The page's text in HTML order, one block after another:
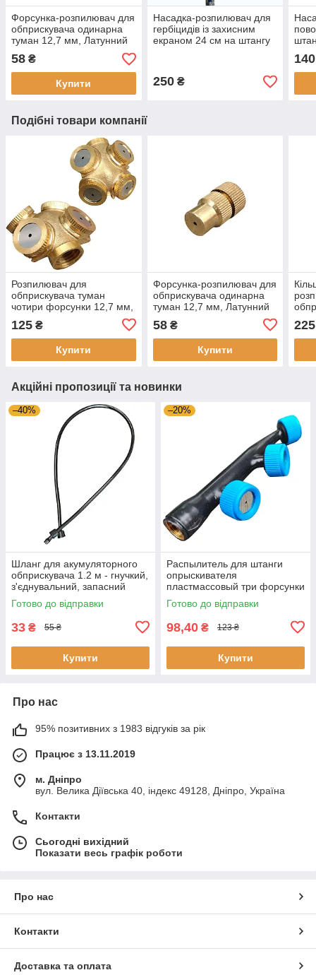
Форсунка-розпилювач для
обприскувача одинарна
туман 12,7 мм, Латунний
обприскувача
58 ₴
Купити
Насадка-розпилювач для
гербіцидів із захисним
екраном 24 см на штангу
250₴
140
Подібні товари компанії
Розпилювач для
обприскувача туман
чотири форсунки 12,7 мм,
штанги обприскувача
125 ₴
Купити
Форсунка-розпилювач для
обприскувача одинарна
туман 12,7 мм, Латунний
обприскувача
58₴
Купити
225
Акційні пропозиції та новинки
–40%
Шланг для акумуляторного
обприскувача 1.2 м - гнучкий,
з'єднувальний, запасний
елемент розпилювача
Готово до відправки
33 ₴ 55 ₴
Купити
–20%
Распылитель для штанги
опрыскивателя
пластмассовый три форсунки
12,7 мм
Готово до відправки
98,40 ₴ 123 ₴
Купити
Про нас
95% позитивних з 1983 відгуків за рік
Працює з 13.11.2019
м. Дніпро
вул. Велика Діївська 40, індекс 49128, Дніпро, Україна
Контакти
Сьогодні вихідний
Показати весь графік роботи
Про нас
Контакти
Доставка та оплата